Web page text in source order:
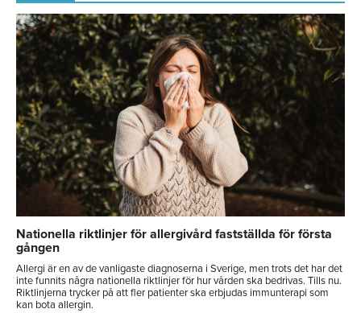
Nationella riktlinjer för allergivård fastställda för första
gången
Allergi är en av de vanligaste diagnoserna i Sverige, men trots det har det
inte funnits några nationella riktlinjer för hur vården ska bedrivas. Tills nu.
Riktlinjerna trycker på att fler patienter ska erbjudas immunterapi som
kan bota allergin.